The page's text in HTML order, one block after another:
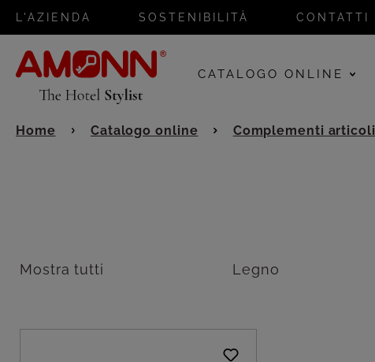
L'AZIENDA SOSTENIBILITÀ CONTATTI
CATALOGO ONLINE
Home Catalogo online Complementi
Mostra tutti Legno